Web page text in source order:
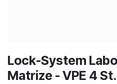
Lock-System
Matrize - VPE 4 St.